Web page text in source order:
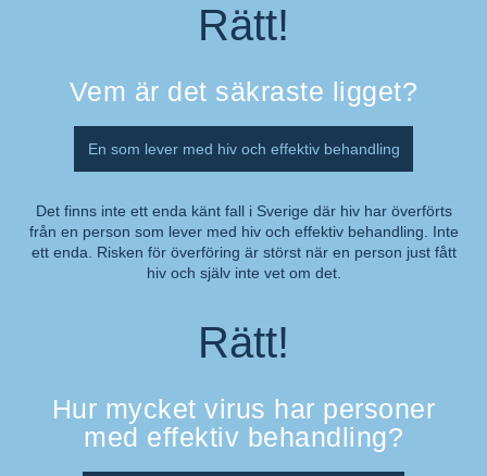
Rätt!
Vem är det säkraste ligget?
En som lever med hiv och effektiv behandling
Kommentar:
Det finns inte ett enda känt fall i Sverige där hiv har överförts
från en person som lever med hiv och effektiv behandling. Inte
ett enda. Risken för överföring är störst när en person just fått
hiv och själv inte vet om det.
Rätt!
Hur mycket virus har personer
med effektiv behandling?